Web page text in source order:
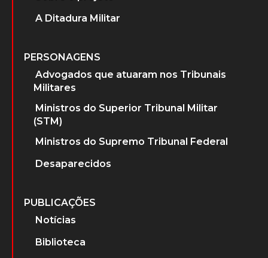
A Ditadura Militar
PERSONAGENS
Advogados que atuaram nos Tribunais
Militares
Ministros do Superior Tribunal Militar
(STM)
Ministros do Supremo Tribunal Federal
Desaparecidos
PUBLICAÇÕES
Notícias
Biblioteca